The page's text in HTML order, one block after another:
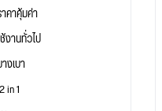
คาคุ้มค่า
งานทั่วไป
งเบา
in 1